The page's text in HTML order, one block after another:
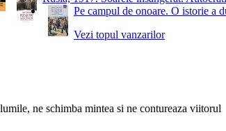
Pe campul de onoare. O istorie a
Vezi topul vanzarilor
ne schimba mintea si ne contureaza viitorul